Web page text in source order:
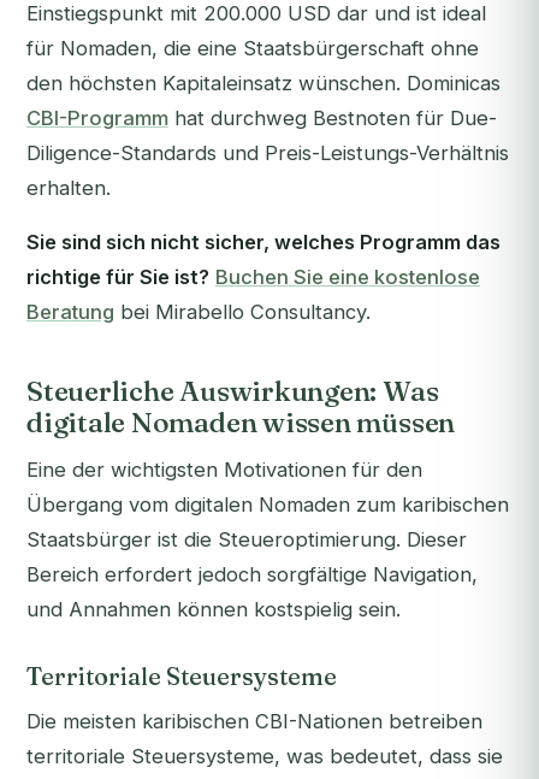
Einstiegspunkt mit 200.000 USD dar und ist ideal
für Nomaden, die eine Staatsbürgerschaft ohne
den höchsten Kapitaleinsatz wünschen. Dominicas
CBI-Programm hat durchweg Bestnoten für Due-
Diligence-Standards und Preis-Leistungs-Verhältnis
erhalten.
Sie sind sich nicht sicher, welches Programm das
richtige für Sie ist? Buchen Sie eine kostenlose
Beratung bei Mirabello Consultancy.
Steuerliche Auswirkungen: Was
digitale Nomaden wissen müssen
Eine der wichtigsten Motivationen für den
Übergang vom digitalen Nomaden zum karibischen
Staatsbürger ist die Steueroptimierung. Dieser
Bereich erfordert jedoch sorgfältige Navigation,
und Annahmen können kostspielig sein.
Territoriale Steuersysteme
Die meisten karibischen CBI-Nationen betreiben
territoriale Steuersysteme, was bedeutet, dass sie